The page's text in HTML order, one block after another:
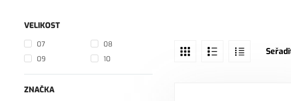
VELIKOST
07
08
09
10
ZNAČKA